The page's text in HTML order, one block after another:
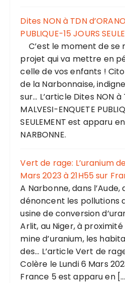
Dites NON à TDN
PUBLIQUE-15 JOURS
C’est le moment de se
projet qui va mettre en
celle de vos enfants !
de la Narbonnaise,
sur... L’article Dites NON à
MALVESI-ENQUETE
SEULEMENT est apparu
NARBONNE.
Vert de rage: L’uranium
Mars 2023 à 21H55 sur
A Narbonne, dans l’Aude,
dénoncent les pollutions
usine de conversion
Arlit, au Niger, à proximité
mine d’uranium, les
des... L’article Vert de
Colère le Lundi 6 Mars
France 5 est apparu en